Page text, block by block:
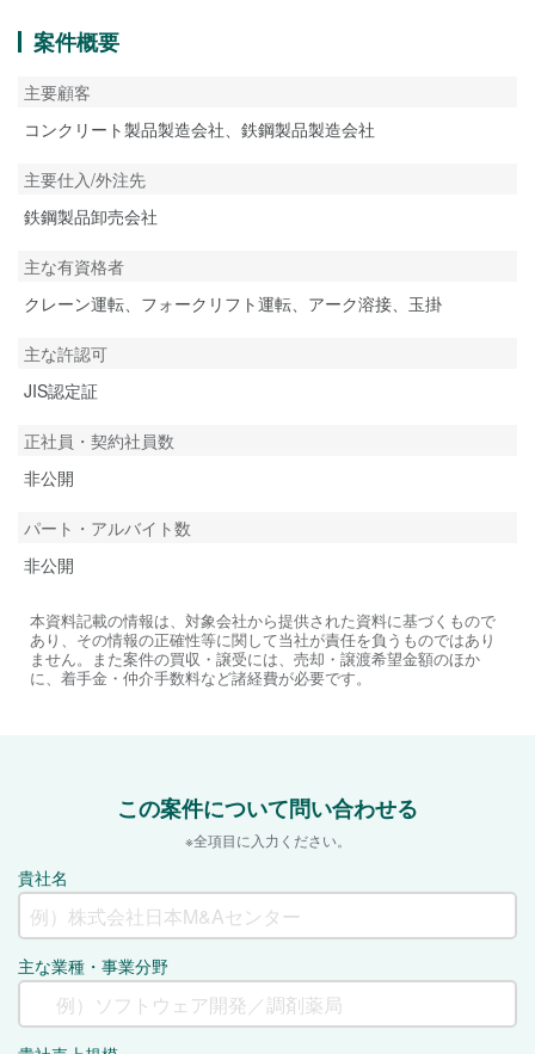
案件概要
主要顧客
コンクリート製品製造会社、鉄鋼製品製造会社
主要仕入/外注先
鉄鋼製品卸売会社
主な有資格者
クレーン運転、フォークリフト運転、アーク溶接、玉掛
主な許認可
JIS認定証
正社員・契約社員数
非公開
パート・アルバイト数
非公開
本資料記載の情報は、対象会社から提供された資料に基づくもので
あり、その情報の正確性等に関して当社が責任を負うものではあり
ません。また案件の買収・譲受には、売却・譲渡希望金額のほか
に、着手金・仲介手数料など諸経費が必要です。